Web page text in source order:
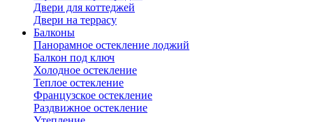
Двери для коттеджей
Двери на террасу
Балконы
Панорамное остекление лоджий
Балкон под ключ
Холодное остекление
Теплое остекление
Французское остекление
Раздвижное остекление